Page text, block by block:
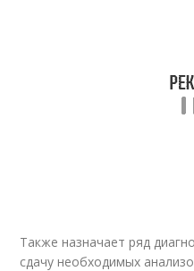
Также назначает ряд
сдачу необходимых